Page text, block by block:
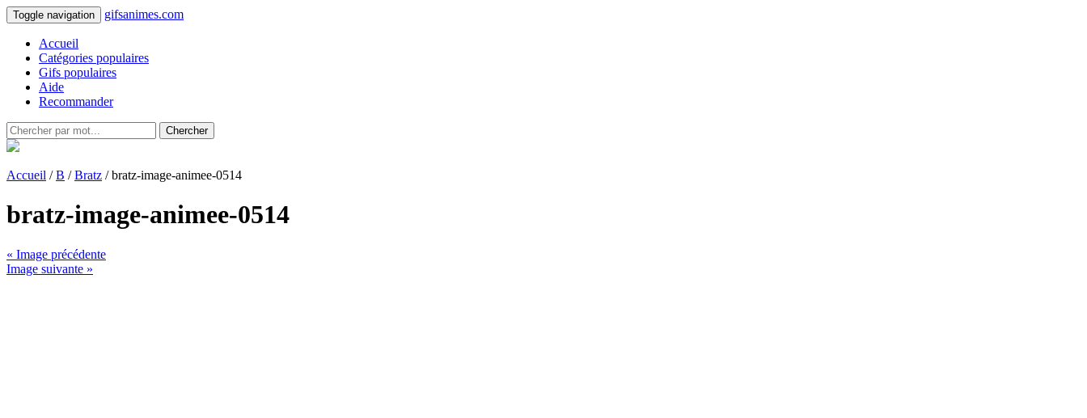
Toggle navigation gifsanimes.com
Accueil
Catégories populaires
Gifs populaires
Aide
Recommander
Chercher
Accueil /B /Bratz / bratz-image-animee-0514
bratz-image-animee-0514
« Image précédente
Image suivante »